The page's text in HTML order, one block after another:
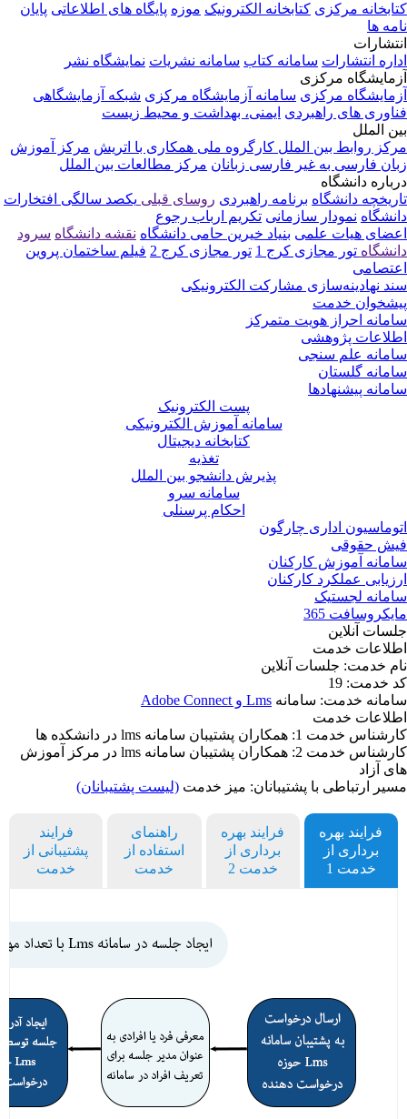
کتابخانه مرکزی کتابخانه الکترونیک موزه پایگاه های اطلاعاتی پایان
نامه ها
انتشارات
اداره انتشارات سامانه کتاب سامانه نشریات نمایشگاه نشر
آزمایشگاه مرکزی
آزمایشگاه مرکزی سامانه آزمایشگاه مرکزی شبکه آزمایشگاهی
فناوری های راهبردی ایمنی، بهداشت و محیط زیست
بین الملل
مرکز روابط بین الملل کارگروه ملی همکاری با اتریش مرکز آموزش
زبان فارسی به غیر فارسی زبانان مرکز مطالعات بین الملل
درباره دانشگاه
تاریخچه دانشگاه برنامه راهبردی روسای قبلی یکصد سالگی افتخارات
دانشگاه نمودار سازمانی تکریم ارباب رجوع
اعضای هیات علمی بنیاد خیرین حامی دانشگاه نقشه دانشگاه سرود
دانشگاه تور مجازی کرج 1 تور مجازی کرج 2
فیلم ساختمان پروین
اعتصامی
سند نهادینه‌سازی مشارکت الکترونیکی
پیشخوان خدمت
سامانه احراز هویت متمرکز
اطلاعات پژوهشی
سامانه علم سنجی
سامانه گلستان
سامانه پیشنهادها
پست الکترونیک
سامانه آموزش الکترونیکی
کتابخانه دیجیتال
تغذیه
پذیرش دانشجو بین الملل
سامانه سرو
احکام پرسنلی
اتوماسیون اداری چارگون
فیش حقوقی
سامانه آموزش کارکنان
ارزیابی عملکرد کارکنان
سامانه لجستیک
مایکروسافت 365
جلسات آنلاین
اطلاعات خدمت
نام خدمت: جلسات آنلاین
کد خدمت:
سامانه خدمت: سامانه Lms و Adobe Connect
اطلاعات خدمت
کارشناس خدمت 1:
همکاران پشتیبان سامانه lms در دانشکده ها
کارشناس خدمت 2:
همکاران پشتیبان سامانه lms در مرکز آموزش
های آزاد
مسیر ارتباطی با پشتیبانان: میز خدمت (لیست پشتیبانان)
فرایند بهره
برداری از
خدمت 1
فرایند بهره
برداری از
خدمت 2
راهنمای
استفاده از
خدمت
فرایند
پشتیبانی از
خدمت